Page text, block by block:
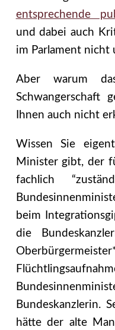
entsprechende
und dabei auch
im Parlament nicht
Aber warum
Schwangerschaft
Ihnen auch nicht
Wissen Sie
Minister gibt, der
fachlich
beim
die
Bundeskanzlerin.
hätte der alte